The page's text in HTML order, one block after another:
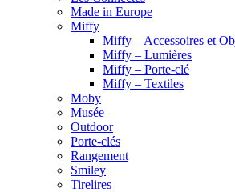
Made in Europe
Miffy
Miffy – Accessoires et
Miffy – Lumières
Miffy – Porte-clé
Miffy – Textiles
Moby
Musée
Outdoor
Porte-clés
Rangement
Smiley
Tirelires